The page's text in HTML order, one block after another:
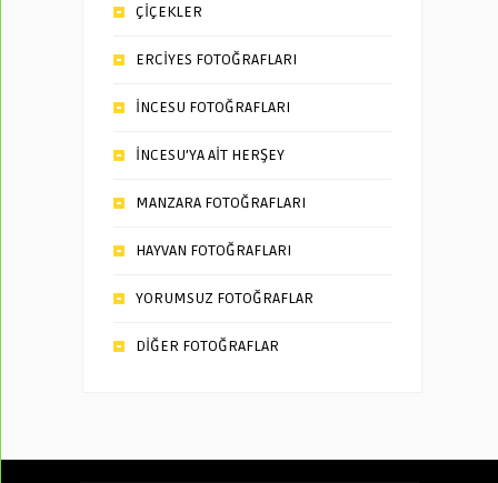
ÇİÇEKLER
ERCİYES FOTOĞRAFLARI
İNCESU FOTOĞRAFLARI
İNCESU’YA AİT HERŞEY
MANZARA FOTOĞRAFLARI
HAYVAN FOTOĞRAFLARI
YORUMSUZ FOTOĞRAFLAR
DİĞER FOTOĞRAFLAR